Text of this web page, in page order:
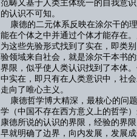
范畴又基于人类主体统一的自我意
的认识不可知。
康德的二元体系反映在涂尔干的
能在个体之中并通过个体才能存在
为这些先验形式找到了实在，即类
验领域来自社会，就是涂尔干本书
界限，似乎使人类认识找到了本体
中实在，即只有在人类意识中，社
走向了唯心主义。
康德哲学博大精深，最核心的问
学（中国不存在西方意义上的哲学
康德所说的认识的界限，经验的界
早就明确了边界，向内发展，发展